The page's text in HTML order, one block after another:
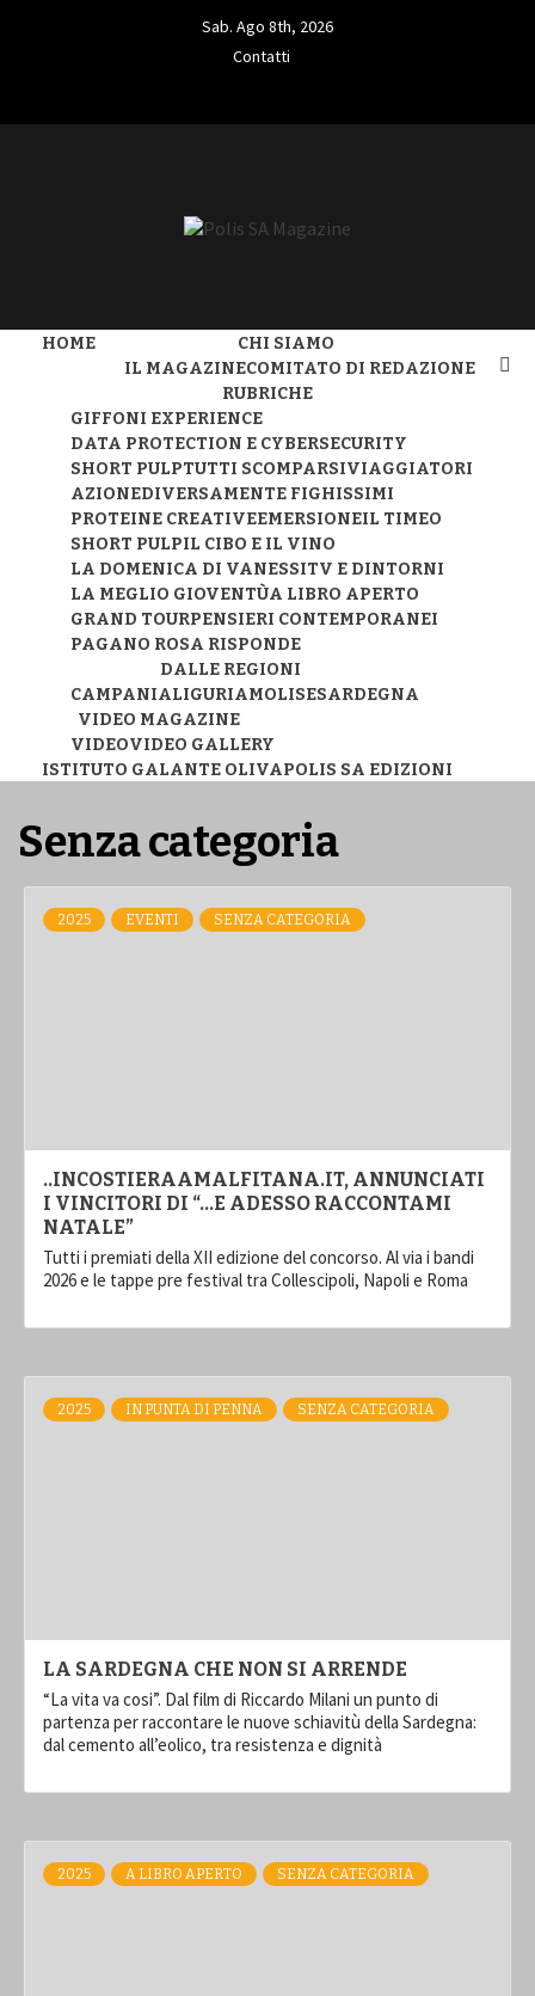
Sab. Ago 8th, 2026
Contatti
MAGAZINE
HOME
CHI SIAMO
IL MAGAZINECOMITATO DI REDAZIONE
RUBRICHE
GIFFONI EXPERIENCE
DATA PROTECTION E CYBERSECURITY
SHORT PULPTUTTI SCOMPARSIVIAGGIATORI
AZIONEDIVERSAMENTE FIGHISSIMI
PROTEINE CREATIVEEMERSIONEIL TIMEO
SHORT PULPIL CIBO E IL VINO
LA DOMENICA DI VANESSITV E DINTORNI
LA MEGLIO GIOVENTÙA LIBRO APERTO
GRAND TOURPENSIERI CONTEMPORANEI
PAGANO ROSA RISPONDE
DALLE REGIONI
CAMPANIALIGURIAMOLISESARDEGNA
VIDEO MAGAZINE
VIDEOVIDEO GALLERY
ISTITUTO GALANTE OLIVAPOLIS SA EDIZIONI
Senza categoria
2025 EVENTI SENZA CATEGORIA
..INCOSTIERAAMALFITANA.IT, ANNUNCIATI
I VINCITORI DI “…E ADESSO RACCONTAMI
NATALE”
Tutti i premiati della XII edizione del concorso. Al via i bandi
2026 e le tappe pre festival tra Collescipoli, Napoli e Roma
2025 IN PUNTA DI PENNA SENZA CATEGORIA
LA SARDEGNA CHE NON SI ARRENDE
“La vita va cosi”. Dal film di Riccardo Milani un punto di
partenza per raccontare le nuove schiavitù della Sardegna:
dal cemento all’eolico, tra resistenza e dignità
2025 A LIBRO APERTO SENZA CATEGORIA